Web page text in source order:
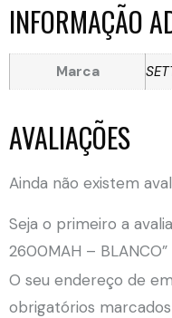
INFORMAÇÃO
Marca
AVALIAÇÕES
Ainda não existem
Seja o primeiro a
2600MAH – BLANCO”
O seu endereço de
obrigatórios